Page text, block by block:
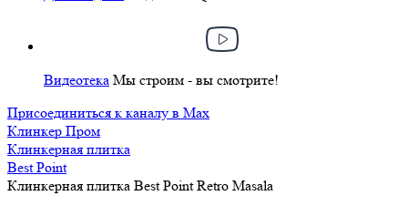
Видеотека Мы строим - вы смотрите!
Присоединиться к каналу в Max
Клинкер Пром
Клинкерная плитка
Best Point
Клинкерная плитка Best Point Retro Masala